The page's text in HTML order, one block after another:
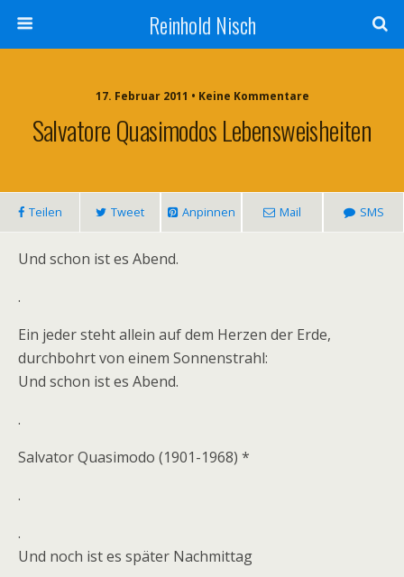
Reinhold Nisch
17. Februar 2011 • Keine Kommentare
Salvatore Quasimodos Lebensweisheiten
Teilen Tweet Anpinnen Mail SMS
Und schon ist es Abend.
.
Ein jeder steht allein auf dem Herzen der Erde,
durchbohrt von einem Sonnenstrahl:
Und schon ist es Abend.
.
Salvator Quasimodo (1901-1968) *
.
.
Und noch ist es später Nachmittag